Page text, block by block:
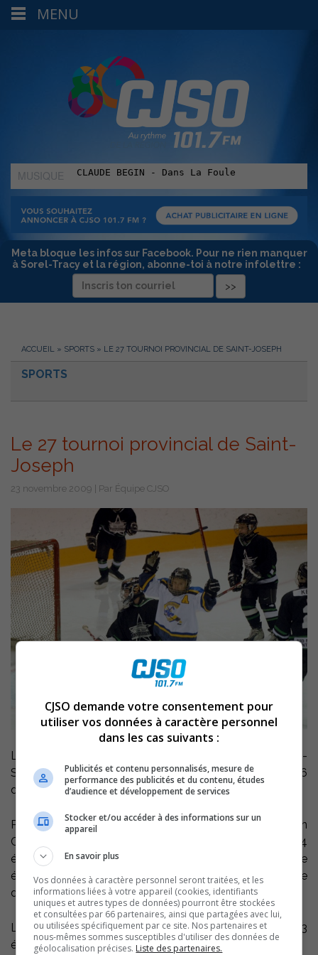
MUSIQUE
:
Meta bloque les infos sur Facebook. Pour ne rien manquer
à Sorel-Tracy et la région, abonne-toi à notre infolettre :
ACCUEIL » SPORTS » LE 27 TOURNOI PROVINCIAL DE SAINT-JOSEPH
SPORTS
Le 27 tournoi provincial de Saint-
Joseph
23 novembre 2009 | Par Équipe CJSO
Le 27e tournoi provincial pee wee de Saint-Joseph-de-
Sorel se tiendra à l’Aréna Aussant, du 26 novembre au 6
décembre prochain.
Présenté par la ville de Saint-Joseph-de-Sorel et son
Club Lions, ce tournoi recevra 44 équipes, dont 4
équipes de filles. Les formules utilisées seront la double
élimination pour le simple lettre et à la ronde pour le
double lettre.
Les Mariniers de Sorel-Tracy seront représentés par 3
équipes dans le A et 2 équipes dans le B.
MENU
CJSO demande votre consentement pour
utiliser vos données à caractère personnel
dans les cas suivants :
Publicités et contenu personnalisés, mesure de
performance des publicités et du contenu, études
d’audience et développement de services
Stocker et/ou accéder à des informations sur un
appareil
En savoir plus
Vos données à caractère personnel seront traitées, et les
informations liées à votre appareil (cookies, identifiants
uniques et autres types de données) pourront être stockées
et consultées par 66 partenaires, ainsi que partagées avec lui,
ou utilisées spécifiquement par ce site. Nos partenaires et
nous-mêmes sommes susceptibles d'utiliser des données de
géolocalisation précises. Liste des partenaires.